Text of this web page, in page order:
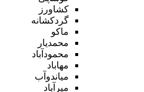
کشاورز
گردکشانه
ماکو
محمدیار
محمودآباد
مهاباد
میاندوآب
میرآباد